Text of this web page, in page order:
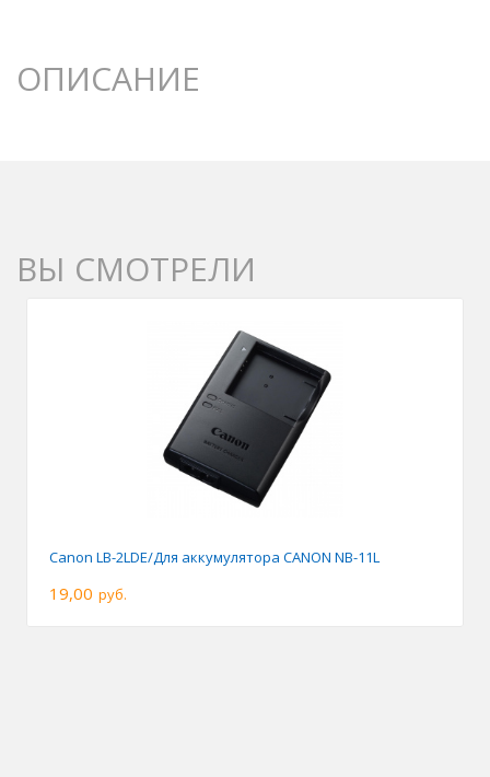
ОПИСАНИЕ
ВЫ СМОТРЕЛИ
Canon LB-2LDE/Для аккумулятора CANON NB-11L
19,00 руб.